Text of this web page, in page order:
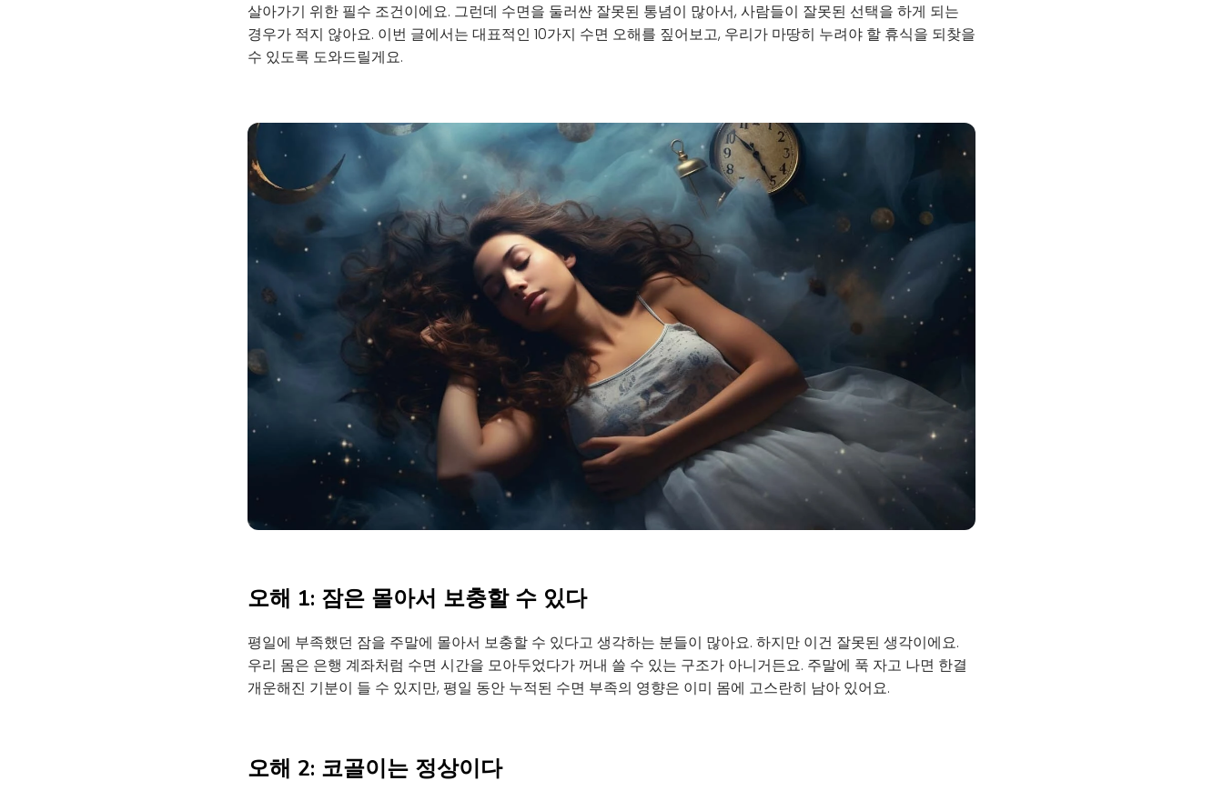
살아가기 위한 필수 조건이에요. 그런데 수면을 둘러싼 잘못된 통념이 많아서, 사람들이 잘못된 선택을 하게 되는
경우가 적지 않아요. 이번 글에서는 대표적인 10가지 수면 오해를 짚어보고, 우리가 마땅히 누려야 할 휴식을 되찾을
수 있도록 도와드릴게요.
오해 1: 잠은 몰아서 보충할 수 있다
평일에 부족했던 잠을 주말에 몰아서 보충할 수 있다고 생각하는 분들이 많아요. 하지만 이건 잘못된 생각이에요.
우리 몸은 은행 계좌처럼 수면 시간을 모아두었다가 꺼내 쓸 수 있는 구조가 아니거든요. 주말에 푹 자고 나면 한결
개운해진 기분이 들 수 있지만, 평일 동안 누적된 수면 부족의 영향은 이미 몸에 고스란히 남아 있어요.
오해 2: 코골이는 정상이다